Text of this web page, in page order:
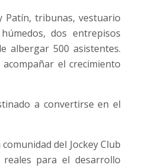
Patín, tribunas, vestuario
dos entrepisos
albergar 500 asistentes.
el crecimiento
a convertirse en el
del Jockey Club
para el desarrollo